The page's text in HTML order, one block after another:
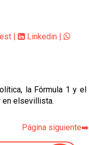
Linkedin
la Fórmula 1 y el
elsevillista.
Página siguiente➡️